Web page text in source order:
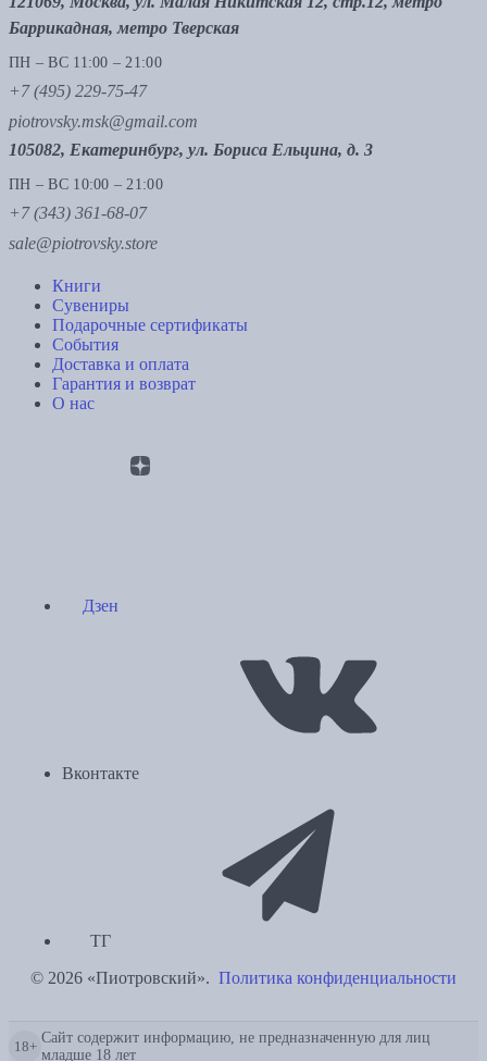
Баррикадная, метро Тверская
ПН – ВС 11:00 – 21:00
+7 (495) 229-75-47
piotrovsky.msk@gmail.com
105082, Екатеринбург, ул. Бориса Ельцина, д. 3
ПН – ВС 10:00 – 21:00
+7 (343) 361-68-07
sale@piotrovsky.store
Книги
Сувениры
Подарочные сертификаты
События
Доставка и оплата
Гарантия и возврат
О нас
Дзен
Вконтакте
ТГ
© 2026 «Пиотровский». Политика конфиденциальности
18+
Сайт содержит информацию, не предназначенную для лиц
младше 18 лет